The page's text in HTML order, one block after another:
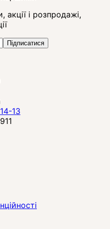
акції і розпродажі,
Підписатися
13